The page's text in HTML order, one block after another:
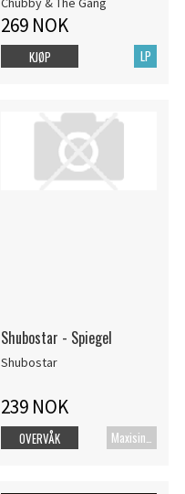
269 NOK
LP
KJØP
Shubostar - Spiegel
Shubostar
239 NOK
Maxisingel
OVERVÅK